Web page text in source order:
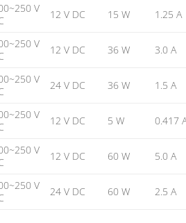
V
12 V DC 15 W 1.25 A
V
12 V DC 36 W 3.0 A
V
24 V DC 36 W 1.5 A
V
12 V DC 5 W 0.417
V
12 V DC 60 W 5.0 A
V
24 V DC 60 W 2.5 A